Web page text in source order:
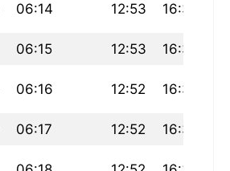
06:14 12:53 16:37
06:15 12:53 16:36
06:16 12:52 16:35
06:17 12:52 16:34